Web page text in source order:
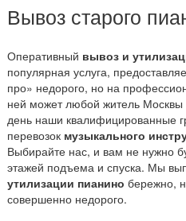
Вывоз старого
Оперативный вывоз и
популярная услуга,
про» недорого, но на
ней может любой житель
день наши квалифицированные
перевозок музыкального
Выбирайте нас, и вам не нужно
этажей подъема и спуска. Мы
утилизации пианино бережно,
совершенно недорого.